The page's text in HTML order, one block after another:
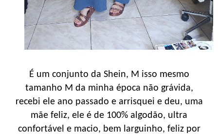
É um conjunto da Shein, M isso mesmo
tamanho M da minha época não grávida,
recebi ele ano passado e arrisquei e deu, uma
mãe feliz, ele é de 100% algodão, ultra
confortável e macio, bem larguinho, feliz por